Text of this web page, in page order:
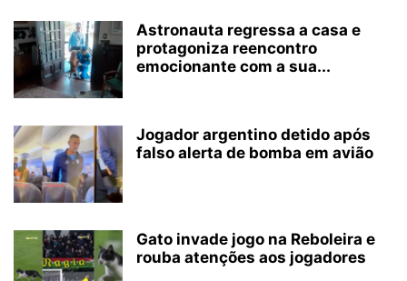
Astronauta regressa a casa e
protagoniza reencontro
emocionante com a sua...
Jogador argentino detido após
falso alerta de bomba em avião
Gato invade jogo na Reboleira e
rouba atenções aos jogadores